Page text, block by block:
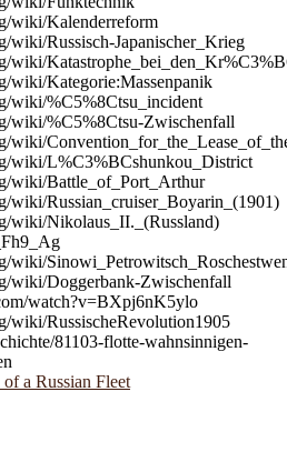
wiki/Kalenderreform
wiki/Russisch-Japanischer_Krieg
wiki/
wiki/Kategorie:Massenpanik
wiki/%C5%8Ctsu_incident
wiki/%C5%8Ctsu-Zwischenfall
wiki/
wiki/L%C3%BCshunkou_District
wiki/Battle_of_Port_Arthur
wiki/Russian_cruiser_Boyarin_(1901)
wiki/Nikolaus_II._(Russland)
wiki/
wiki/Doggerbank-Zwischenfall
watch?v=BXpj6nK5ylo
wiki/RussischeRevolution1905
81103-flotte-wahnsinnigen-
a Russian Fleet